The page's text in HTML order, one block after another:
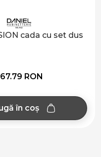
cada cu set dus
RON
în coș